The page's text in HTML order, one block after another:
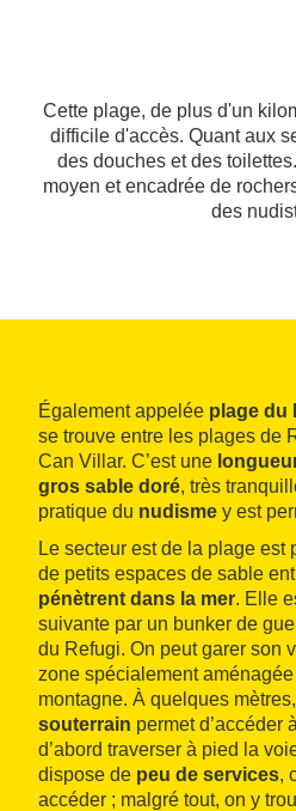
Cette plage, de plus d'un
difficile d'accès. Quant aux
des douches et des
moyen et encadrée de
des
Également appelée plage du
se trouve entre les plages de
Can Villar. C’est une
gros sable doré, très
pratique du nudisme y est
Le secteur est de la plage est
de petits espaces de sable
pénètrent dans la mer. Elle
suivante par un bunker de
du Refugi. On peut garer son
zone spécialement
montagne. À quelques
souterrain permet d’accéder
d’abord traverser à pied la
dispose de peu de services,
accéder ; malgré tout, on y